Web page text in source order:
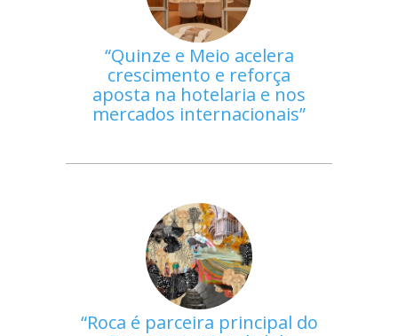
Quinze e Meio acelera
crescimento e reforça
aposta na hotelaria e nos
mercados internacionais
Roca é parceira principal do